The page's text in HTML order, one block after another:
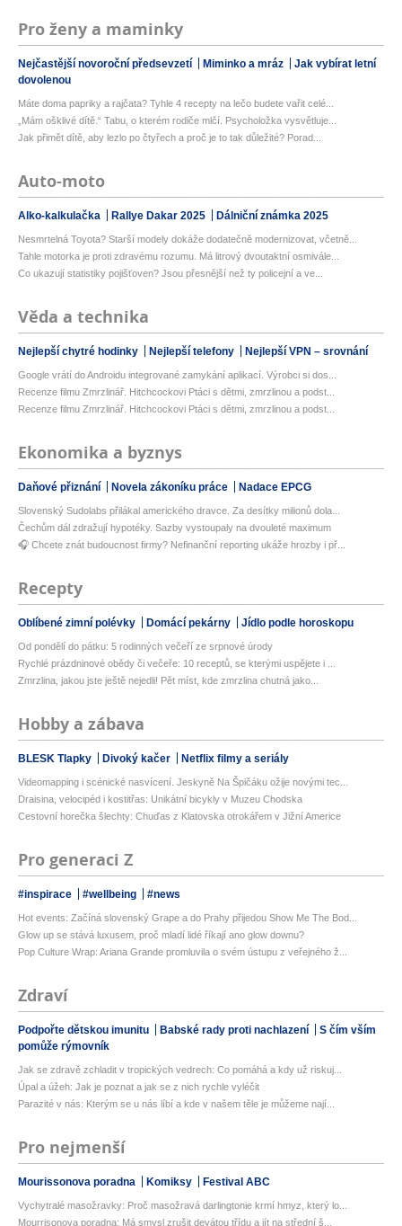
Pro ženy a maminky
Nejčastější novoroční předsevzetí Miminko a mráz
Jak vybírat letní
dovolenou
Máte doma papriky a rajčata? Tyhle 4 recepty na lečo budete vařit celé...
„Mám ošklivé dítě.“ Tabu, o kterém rodiče mlčí. Psycholožka vysvětluje...
Jak přimět dítě, aby lezlo po čtyřech a proč je to tak důležité? Porad...
Auto-moto
Alko-kalkulačka Rallye Dakar 2025 Dálniční známka 2025
Nesmrtelná Toyota? Starší modely dokáže dodatečně modernizovat, včetně...
Tahle motorka je proti zdravému rozumu. Má litrový dvoutaktní osmivále...
Co ukazují statistiky pojišťoven? Jsou přesnější než ty policejní a ve...
Věda a technika
Nejlepší chytré hodinky Nejlepší telefony Nejlepší VPN – srovnání
Google vrátí do Androidu integrované zamykání aplikací. Výrobci si dos...
Recenze filmu Zmrzlinář. Hitchcockovi Ptáci s dětmi, zmrzlinou a podst...
Recenze filmu Zmrzlinář. Hitchcockovi Ptáci s dětmi, zmrzlinou a podst...
Ekonomika a byznys
Daňové přiznání Novela zákoníku práce Nadace EPCG
Slovenský Sudolabs přilákal amerického dravce. Za desítky milionů dola...
Čechům dál zdražují hypotéky. Sazby vystoupaly na dvouleté maximum
🎧 Chcete znát budoucnost firmy? Nefinanční reporting ukáže hrozby i př...
Recepty
Oblíbené zimní polévky Domácí pekárny Jídlo podle horoskopu
Od pondělí do pátku: 5 rodinných večeří ze srpnové úrody
Rychlé prázdninové obědy či večeře: 10 receptů, se kterými uspějete i ...
Zmrzlina, jakou jste ještě nejedli! Pět míst, kde zmrzlina chutná jako...
Hobby a zábava
BLESK Tlapky Divoký kačer Netflix filmy a seriály
Videomapping i scénické nasvícení. Jeskyně Na Špičáku ožije novými tec...
Draisina, velocipéd i kostitřas: Unikátní bicykly v Muzeu Chodska
Cestovní horečka šlechty: Chuďas z Klatovska otrokářem v Jižní Americe
Pro generaci Z
#inspirace #wellbeing #news
Hot events: Začíná slovenský Grape a do Prahy přijedou Show Me The Bod...
Glow up se stává luxusem, proč mladí lidé říkají ano glow downu?
Pop Culture Wrap: Ariana Grande promluvila o svém ústupu z veřejného ž...
Zdraví
Podpořte dětskou imunitu Babské rady proti nachlazení
S čím vším
pomůže rýmovník
Jak se zdravě zchladit v tropických vedrech: Co pomáhá a kdy už riskuj...
Úpal a úžeh: Jak je poznat a jak se z nich rychle vyléčit
Parazité v nás: Kterým se u nás líbí a kde v našem těle je můžeme nají...
Pro nejmenší
Mourissonova poradna Komiksy Festival ABC
Vychytralé masožravky: Proč masožravá darlingtonie krmí hmyz, který lo...
Mourrisonova poradna: Má smysl zrušit devátou třídu a jít na střední š...